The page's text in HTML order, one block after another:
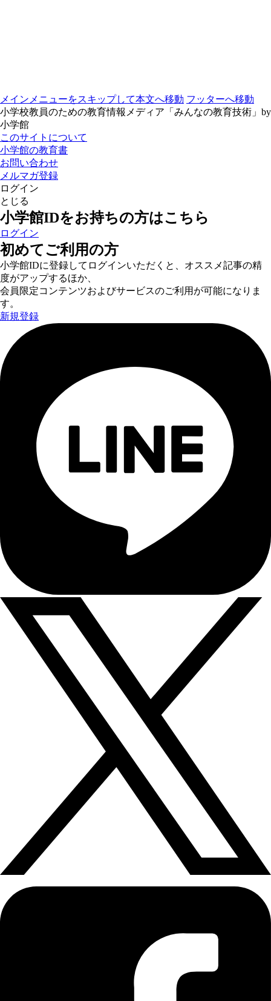
メインメニューをスキップして本文へ移動 フッターへ移動
小学校教員のための教育情報メディア「みんなの教育技術」by
小学館
このサイトについて
小学館の教育書
お問い合わせ
メルマガ登録
ログイン
とじる
小学館IDをお持ちの方はこちら
ログイン
初めてご利用の方
小学館IDに登録してログインいただくと、オススメ記事の精
度がアップするほか、
会員限定コンテンツおよびサービスのご利用が可能になりま
す。
新規登録